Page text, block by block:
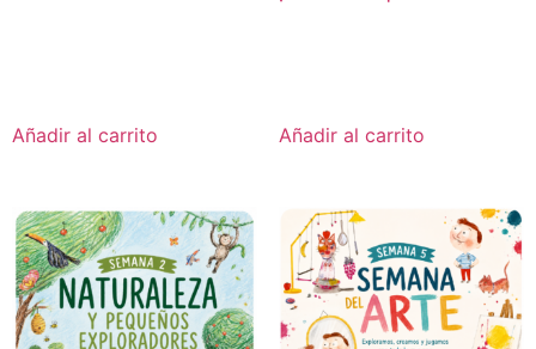
Añadir al carrito Añadir al carrito